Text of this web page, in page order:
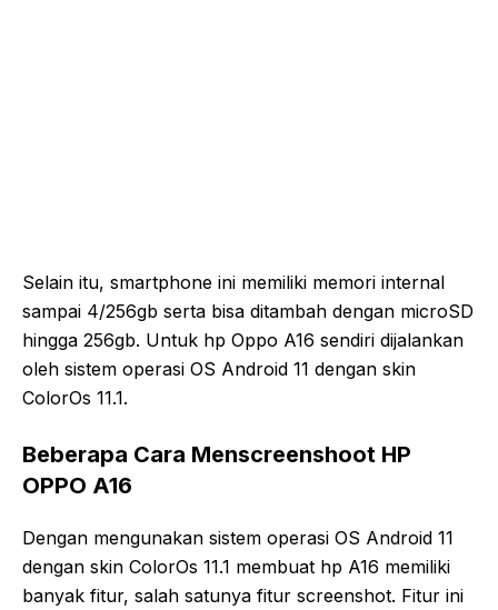
Selain itu, smartphone ini memiliki memori internal
sampai 4/256gb serta bisa ditambah dengan microSD
hingga 256gb. Untuk hp Oppo A16 sendiri dijalankan
oleh sistem operasi OS Android 11 dengan skin
ColorOs 11.1.
Beberapa Cara Menscreenshoot HP
OPPO A16
Dengan mengunakan sistem operasi OS Android 11
dengan skin ColorOs 11.1 membuat hp A16 memiliki
banyak fitur, salah satunya fitur screenshot. Fitur ini